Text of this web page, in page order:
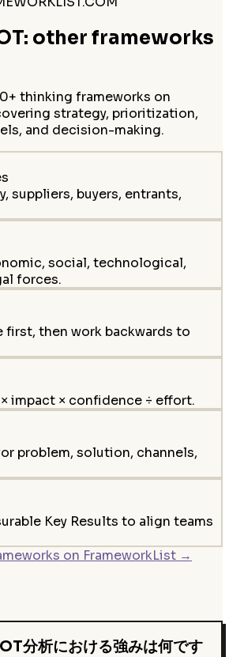
other frameworks
thinking frameworks on
strategy, prioritization,
and decision-making.
suppliers, buyers, entrants,
social, technological,
forces.
first, then work backwards to
impact × confidence ÷ effort.
problem, solution, channels,
Key Results to align teams
on FrameworkList →
分析における強みは何です